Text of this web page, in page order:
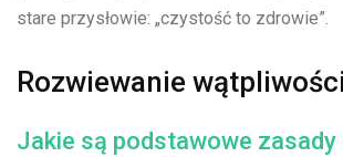
stare przysłowie: „czystość ⁤to ‌zdrowie”.
Rozwiewanie wątpliwości
Jakie⁣ są ​podstawowe